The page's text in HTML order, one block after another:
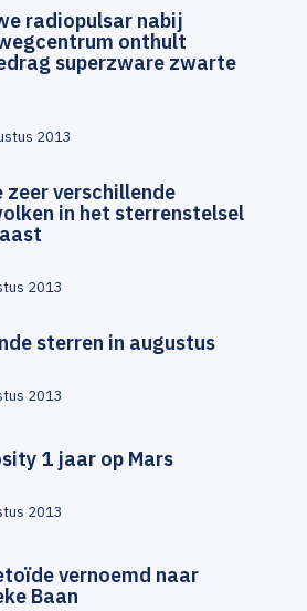
radiopulsar nabij
onthult
superzware zwarte
2013
zeer verschillende
in het sterrenstelsel
2013
sterren in augustus
2013
1 jaar op Mars
2013
vernoemd naar
Baan